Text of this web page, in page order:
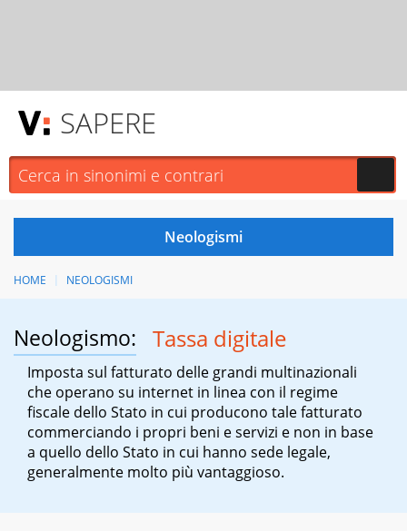
SAPERE
HOME NEOLOGISMI
Neologismo: Tassa digitale
Imposta sul fatturato delle grandi multinazionali
che operano su internet in linea con il regime
fiscale dello Stato in cui producono tale fatturato
commerciando i propri beni e servizi e non in base
a quello dello Stato in cui hanno sede legale,
generalmente molto più vantaggioso.